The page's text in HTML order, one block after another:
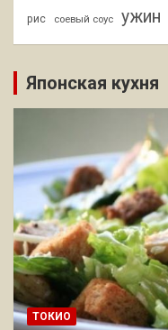
рис соевый соус ужин
Японская кухня
ТОКИО